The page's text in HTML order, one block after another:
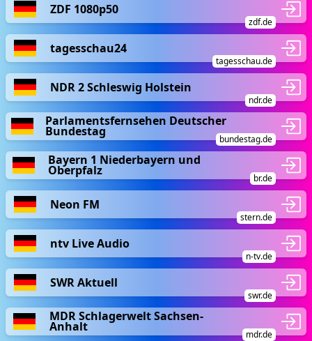
ZDF 1080p50
zdf.de
tagesschau24
tagesschau.de
NDR 2 Schleswig Holstein
ndr.de
Parlamentsfernsehen Deutscher
Bundestag
bundestag.de
Bayern 1 Niederbayern und
Oberpfalz
br.de
Neon FM
stern.de
ntv Live Audio
n-tv.de
SWR Aktuell
swr.de
MDR Schlagerwelt Sachsen-
Anhalt
mdr.de